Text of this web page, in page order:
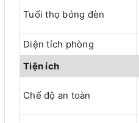
Tuổi thọ bóng đèn
Diện tích phòng
Tiện ích
Chế độ an toàn